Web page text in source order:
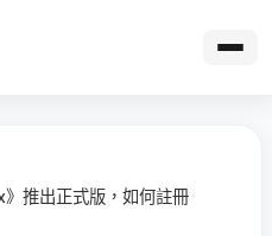
推出正式版，如何註冊